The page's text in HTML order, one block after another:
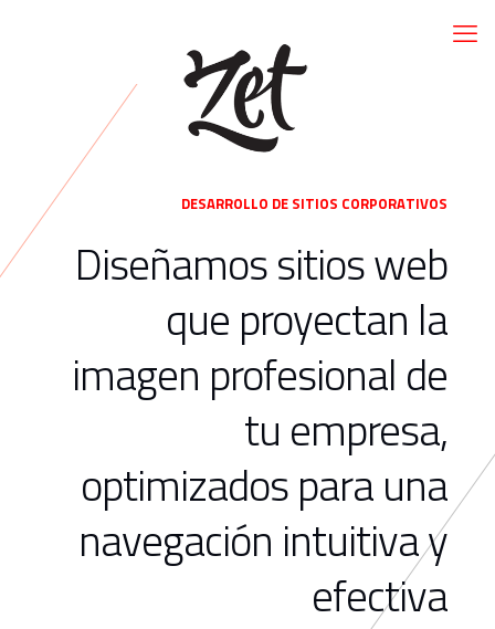
DESARROLLO DE SITIOS CORPORATIVOS
Diseñamos sitios web
que proyectan la
imagen profesional de
tu empresa,
optimizados para una
navegación intuitiva y
efectiva